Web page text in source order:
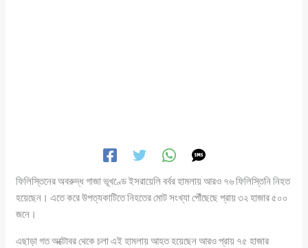
ফিলিস্তিনের অবরুদ্ধ গাজা ভূখণ্ডে ইসরায়েলি বর্বর হামলায় আরও ৭৬ ফিলিস্তিনি নিহত
হয়েছেন। এতে করে উপত্যকাটিতে নিহতের মোট সংখ্যা পৌঁছেছে প্রায় ৩২ হাজার ৫০০
জনে।
এছাড়া গত অক্টোবর থেকে চলা এই হামলায় আহত হয়েছেন আরও প্রায় ৭৫ হাজার